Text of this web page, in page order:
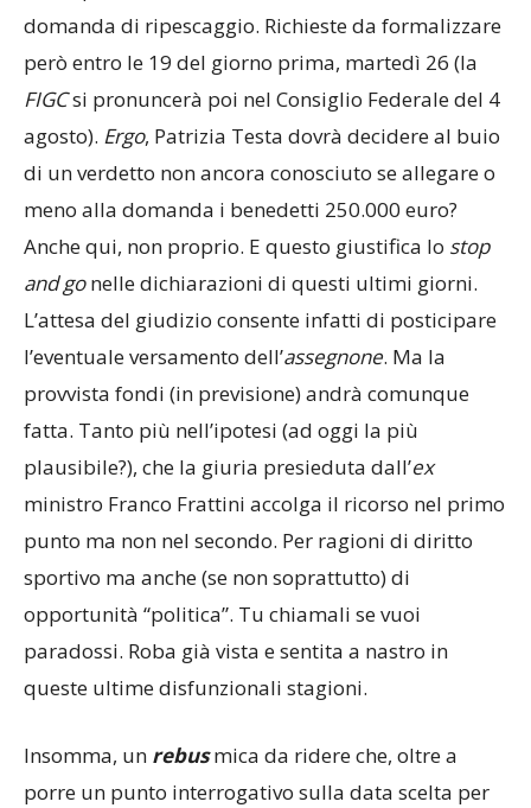
però entro le 19 del giorno prima, martedì 26 (la
FIGC si pronuncerà poi nel Consiglio Federale del 4
agosto).Ergo, Patrizia Testa dovrà decidere al buio
di un verdetto non ancora conosciuto se allegare o
meno alla domanda i benedetti 250.000 euro?
Anche qui, non proprio. E questo giustifica lostop
and go nelle dichiarazioni di questi ultimi giorni.
L’attesa del giudizio consente infatti di posticipare
l’eventuale versamento dell’assegnone. Ma la
provvista fondi (in previsione) andrà comunque
fatta. Tanto più nell’ipotesi (ad oggi la più
plausibile?), che la giuria presieduta dall’ex
ministro Franco Frattini accolga il ricorso nel primo
punto ma non nel secondo. Per ragioni di diritto
sportivo ma anche (se non soprattutto) di
opportunità “politica”. Tu chiamali se vuoi
paradossi. Roba già vista e sentita a nastro in
queste ultime disfunzionali stagioni.
porre un punto interrogativo sulla data scelta per